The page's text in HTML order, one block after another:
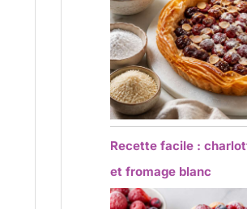
Recette facile :
et fromage blanc